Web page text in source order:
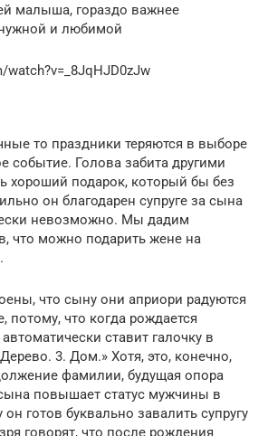
малыша, гораздо важнее
и любимой
то праздники теряются в выборе
событие. Голова забита другими
хороший подарок, который бы без
он благодарен супруге за сына
невозможно. Мы дадим
что можно подарить жене на
что сыну они априори радуются
потому, что когда рождается
ставит галочку в
3. Дом.» Хотя, это, конечно,
фамилии, будущая опора
повышает статус мужчины в
готов буквально завалить супругу
говорят, что после рождения